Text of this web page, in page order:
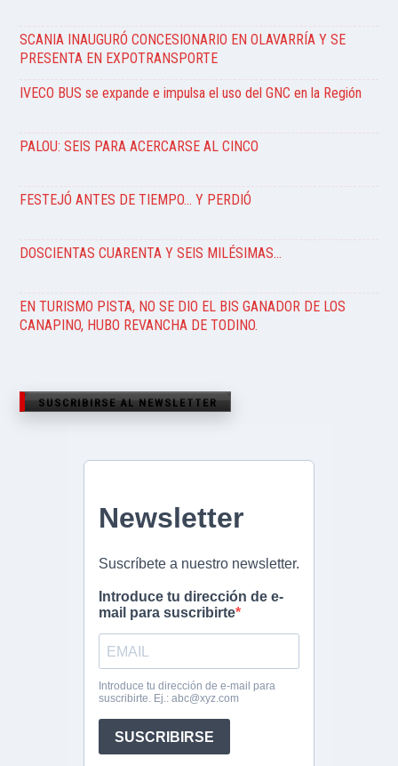
SCANIA INAUGURÓ CONCESIONARIO EN OLAVARRÍA Y SE
PRESENTA EN EXPOTRANSPORTE
IVECO BUS se expande e impulsa el uso del GNC en la Región
PALOU: SEIS PARA ACERCARSE AL CINCO
FESTEJÓ ANTES DE TIEMPO… Y PERDIÓ
DOSCIENTAS CUARENTA Y SEIS MILÉSIMAS…
EN TURISMO PISTA, NO SE DIO EL BIS GANADOR DE LOS
CANAPINO, HUBO REVANCHA DE TODINO.
SUSCRIBIRSE AL NEWSLETTER